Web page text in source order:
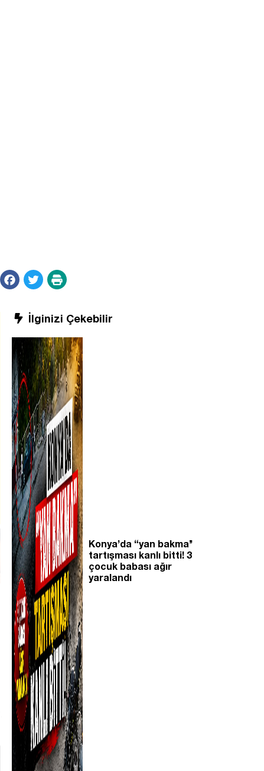
İlginizi Çekebilir
Konya’da “yan bakma’’
tartışması kanlı bitti! 3
çocuk babası ağır
yaralandı